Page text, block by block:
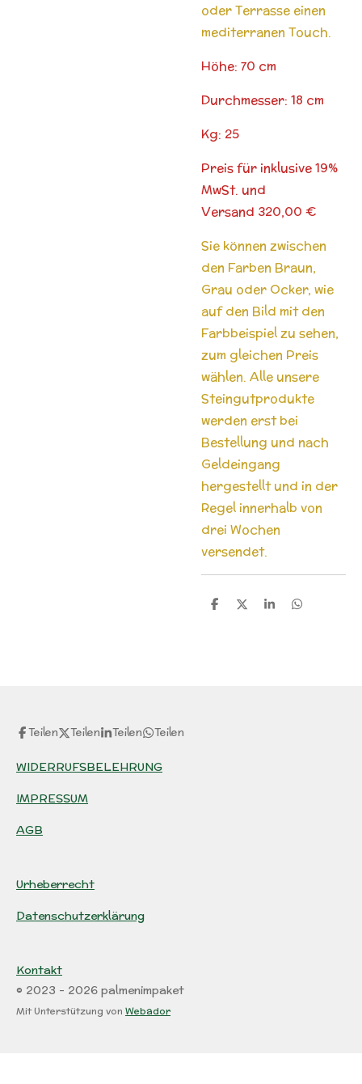
oder Terrasse einen
mediterranen Touch.
Höhe: 70 cm
Durchmesser: 18 cm
Kg: 25
Preis für inklusive 19%
MwSt. und
Versand 320,00 €
Sie können zwischen
den Farben Braun,
Grau oder Ocker, wie
auf den Bild mit den
Farbbeispiel zu sehen,
zum gleichen Preis
wählen. Alle unsere
Steingutprodukte
werden erst bei
Bestellung und nach
Geldeingang
hergestellt und in der
Regel innerhalb von
drei Wochen
versendet.
T T T T
Teilen Teilen Teilen Teilen
WIDERRUFSBELEHRUNG
IMPRESSUM
AGB
Urheberrecht
Datenschutzerklärung
Kontakt
© 2023 - 2026 palmenimpaket
Mit Unterstützung von Webador